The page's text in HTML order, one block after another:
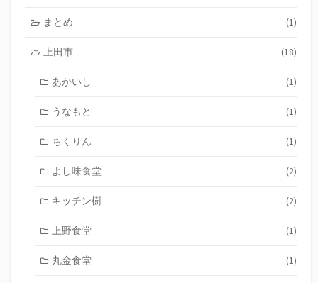
まとめ (1)
上田市 (18)
あかいし (1)
うなもと (1)
ちくりん (1)
よし味食堂 (2)
キッチン樹 (2)
上野食堂 (1)
丸金食堂 (1)